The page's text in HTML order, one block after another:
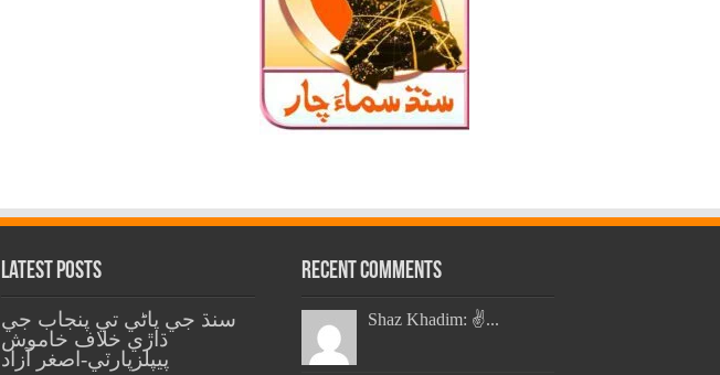
Latest Posts
سنڌ جي پاڻي تي پنجاب جي
ڌاڙي خلاف خاموش
پيپلزپارٽي-اصغر آزاد
Recent Comments
Shaz Khadim: ✌️...